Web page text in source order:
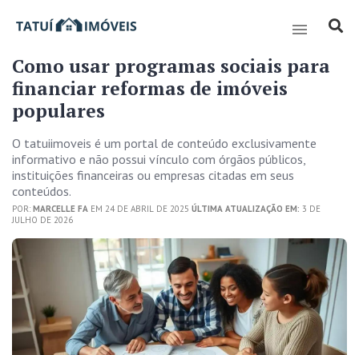
Como usar programas sociais para
financiar reformas de imóveis
populares
O tatuiimoveis é um portal de conteúdo exclusivamente
informativo e não possui vínculo com órgãos públicos,
instituições financeiras ou empresas citadas em seus
conteúdos.
POR: MARCELLE FA EM 24 DE ABRIL DE 2025 ÚLTIMA ATUALIZAÇÃO EM: 3 DE
JULHO DE 2026